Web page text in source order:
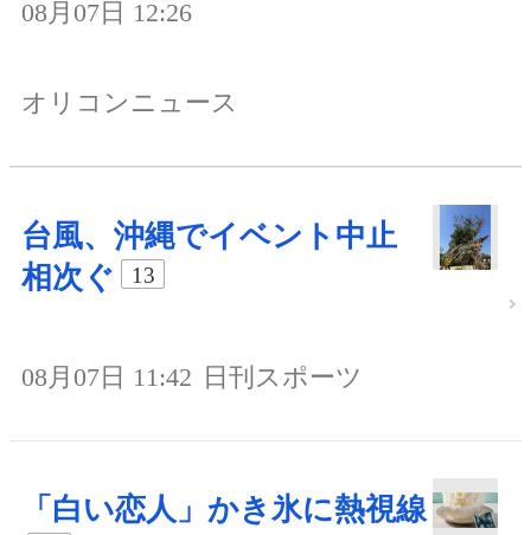
08月07日 12:26
オリコンニュース
台風、沖縄でイベント中止
相次ぐ
13
08月07日 11:42 日刊スポーツ
「白い恋人」かき氷に熱視線